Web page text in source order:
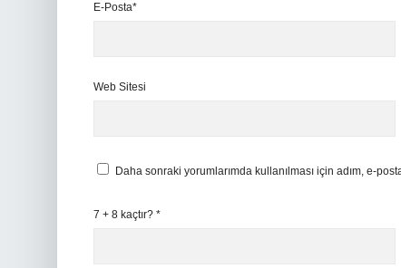
E-Posta*
Web Sitesi
Daha sonraki yorumlarımda kullanılması için adım, e-
7 + 8 kaçtır? *